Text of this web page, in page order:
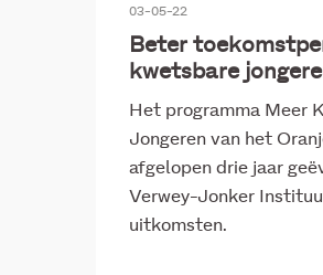
03-05-22
Beter
kwetsbare
Het programma Meer
Jongeren van het
afgelopen drie jaar
Verwey-Jonker
uitkomsten.